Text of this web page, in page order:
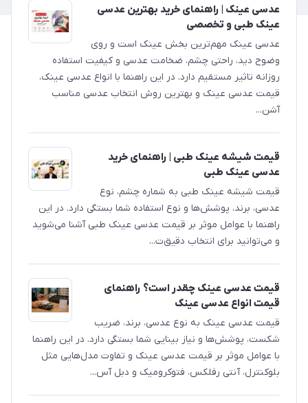
عدسی عینک | راهنمای خرید بهترین عدسی
عینک طبی و تخصصی
عدسی عینک مهم‌ترین بخش عینک است و روی
وضوح دید، راحتی چشم، ضخامت عدسی و کیفیت استفاده
روزانه تاثیر مستقیم دارد. در این راهنما با انواع عدسی عینک،
قیمت عدسی عینک و بهترین روش انتخاب عدسی مناسب
آشن...
قیمت شیشه عینک طبی | راهنمای خرید
عدسی عینک طبی
قیمت شیشه عینک طبی به شماره چشم، نوع
عدسی، برند، پوشش‌ها و نوع استفاده شما بستگی دارد. در این
راهنما با عوامل موثر بر قیمت عدسی عینک طبی آشنا می‌شوید
و می‌توانید برای انتخاب دقیق‌ت...
قیمت عدسی عینک چقدر است؟ راهنمای
قیمت انواع عدسی عینک
قیمت عدسی عینک به نوع عدسی، برند، ضریب
شکست، پوشش‌ها و نیاز بینایی شما بستگی دارد. در این راهنما
با عوامل موثر بر قیمت عدسی عینک و تفاوت مدل‌هایی مثل
بلوکنترل، آنتی رفلکس، فتوکرومیک و دبل آس...